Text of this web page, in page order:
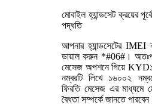
মোবাইল হ্যান্ডসেট ক্রয়ের
পদ্ধতি
আপনার হ্যান্ডসেটের IMEI
ডায়াল করুন *#06#।
মেসেজ অপশনে গিয়ে
নম্বরটি লিখে ১৬০০২
ফিরতি মেসেজ এর মাধ্যমে
বৈধতা সম্পর্কে জানতে